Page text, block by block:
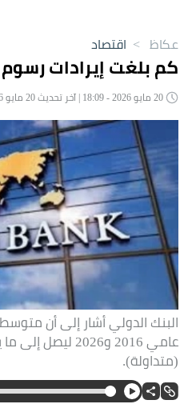
عكاظ > اقتصاد
كم بلغت إيرادات رسوم
البنك الدولي أشار إلى أن
(متداولة).